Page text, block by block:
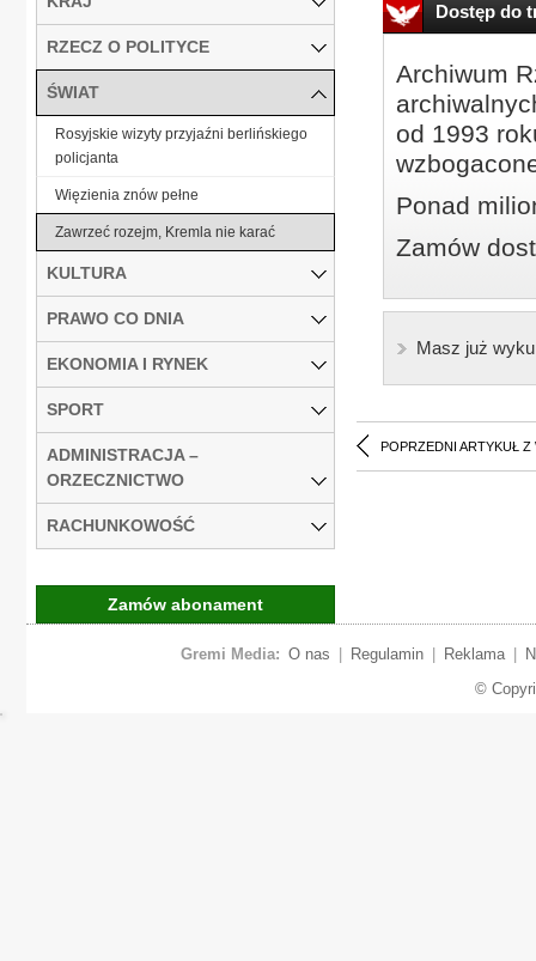
Dostęp do
Archiwum
od 1993
Ponad
Zamów
Masz już
POPRZEDNI ARTYKUŁ Z
RZECZ O POLITYCE
ŚWIAT
Rosyjskie wizyty przyjaźni berlińskiego
policjanta
Więzienia znów pełne
Zawrzeć rozejm, Kremla nie karać
KULTURA
PRAWO CO DNIA
EKONOMIA I RYNEK
SPORT
ADMINISTRACJA –
ORZECZNICTWO
RACHUNKOWOŚĆ
Zamów abonament
Gremi Media: O nas Regulamin Reklama
©